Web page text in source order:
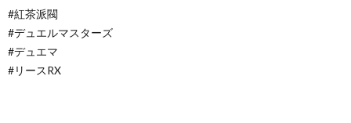
#紅茶派閥
#デュエルマスターズ
#デュエマ
#リースRX